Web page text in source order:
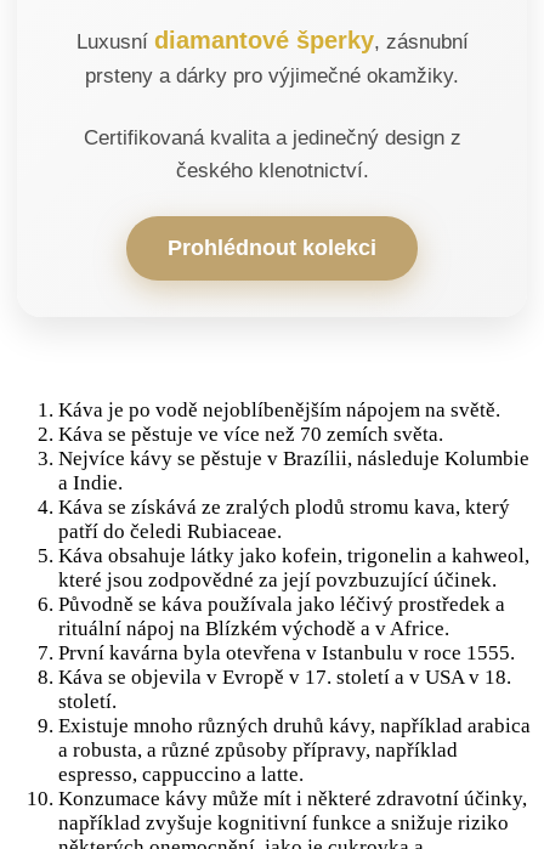
Luxusní diamantové šperky, zásnubní
prsteny a dárky pro výjimečné okamžiky.
Certifikovaná kvalita a jedinečný design z
českého klenotnictví.
Prohlédnout kolekci
Káva je po vodě nejoblíbenějším nápojem na světě.
Káva se pěstuje ve více než 70 zemích světa.
Nejvíce kávy se pěstuje v Brazílii, následuje Kolumbie
a Indie.
Káva se získává ze zralých plodů stromu kava, který
patří do čeledi Rubiaceae.
Káva obsahuje látky jako kofein, trigonelin a kahweol,
které jsou zodpovědné za její povzbuzující účinek.
Původně se káva používala jako léčivý prostředek a
rituální nápoj na Blízkém východě a v Africe.
První kavárna byla otevřena v Istanbulu v roce 1555.
Káva se objevila v Evropě v 17. století a v USA v 18.
století.
Existuje mnoho různých druhů kávy, například arabica
a robusta, a různé způsoby přípravy, například
espresso, cappuccino a latte.
Konzumace kávy může mít i některé zdravotní účinky,
například zvyšuje kognitivní funkce a snižuje riziko